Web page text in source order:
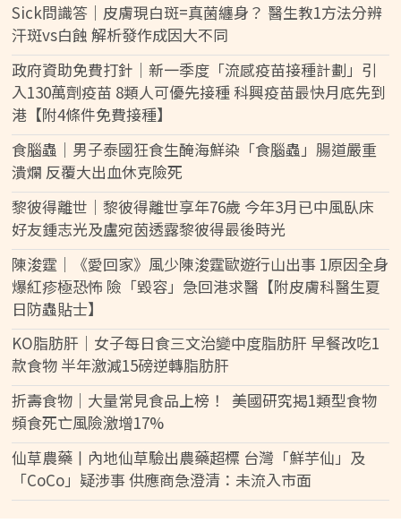
Sick問識答｜皮膚現白斑=真菌纏身？ 醫生教1方法分辨
汗斑vs白蝕 解析發作成因大不同
政府資助免費打針｜新一季度「流感疫苗接種計劃」引
入130萬劑疫苗 8類人可優先接種 科興疫苗最快月底先到
港【附4條件免費接種】
食腦蟲｜男子泰國狂食生醃海鮮染「食腦蟲」腸道嚴重
潰爛 反覆大出血休克險死
黎彼得離世｜黎彼得離世享年76歲 今年3月已中風臥床
好友鍾志光及盧宛茵透露黎彼得最後時光
陳浚霆｜《愛回家》風少陳浚霆歐遊行山出事 1原因全身
爆紅疹極恐怖 險「毀容」急回港求醫【附皮膚科醫生夏
日防蟲貼士】
KO脂肪肝｜女子每日食三文治變中度脂肪肝 早餐改吃1
款食物 半年激減15磅逆轉脂肪肝
折壽食物｜大量常見食品上榜！ 美國研究揭1類型食物
頻食死亡風險激增17%
仙草農藥丨內地仙草驗出農藥超標 台灣「鮮芋仙」及
「CoCo」疑涉事 供應商急澄清：未流入市面